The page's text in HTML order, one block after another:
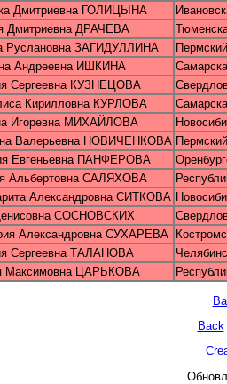
Дмитриевна ГОЛИЦЫНА
Дмитриевна ДРАЧЕВА
Руслановна ЗАГИДУЛЛИНА
Андреевна ИШКИНА
Сергеевна КУЗНЕЦОВА
Кирилловна КУРЛОВА
Игоревна МИХАЙЛОВА
Валерьевна НОВИЧЕНКОВА
Евгеньевна ПАНФЕРОВА
Альбертовна САЛЯХОВА
Александровна СИТКОВА
СОСНОВСКИХ
Александровна СУХАРЕВА
Сергеевна ТАЛАНОВА
Максимовна ЦАРЬКОВА
Back